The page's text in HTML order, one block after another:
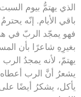
الذي يهتمُّ بيوم
باقي الأيام. إنّه
فهو يمجّد الربّ في
بغيرِهِ شاعرًا بأن
يهتمّ، لأنه يمجدُ
يشعرُ أنَّ الرب
يأكل، يشكرُ أيضًا